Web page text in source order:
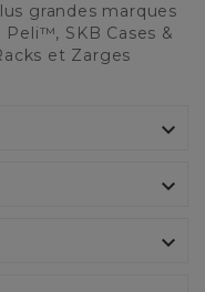
grandes marques
SKB Cases &
et Zarges


